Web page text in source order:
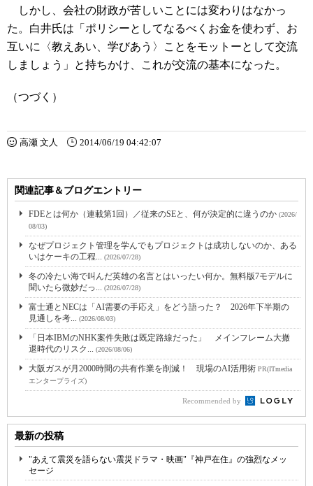
しかし、会社の財政が苦しいことには変わりはなかっ
た。 白井氏は「ポリシーとしてなるべくお金を使わず、お
互いに〈教えあい、学びあう〉ことをモットーとして交流
しましょう」と持ちかけ、これが交流の基本になった。
（つづく）
高瀬 文人 2014/06/19 04:42:07
関連記事＆ブログエントリー
FDEとは何か（連載第1回）／従来のSEと、何が決定的に違うのか (2026/
08/03)
なぜプロジェクト管理を学んでもプロジェクトは成功しないのか、ある
いはケーキの工程... (2026/07/28)
冬の冷たい海で叫んだ英雄の名言とはいったい何か。無料版7モデルに
聞いたら微妙だっ... (2026/07/28)
富士通とNECは「AI需要の手応え」をどう語った？ 2026年下半期の
見通しを考... (2026/08/03)
「日本IBMのNHK案件失敗は既定路線だった」 メインフレーム大撤
退時代のリスク... (2026/08/06)
大阪ガスが月2000時間の共有作業を削減！ 現場のAI活用術 PR(ITmedia
エンタープライズ)
Recommended by
最新の投稿
"あえて震災を語らない震災ドラマ・映画"『神戸在住』の強烈なメッ
セージ